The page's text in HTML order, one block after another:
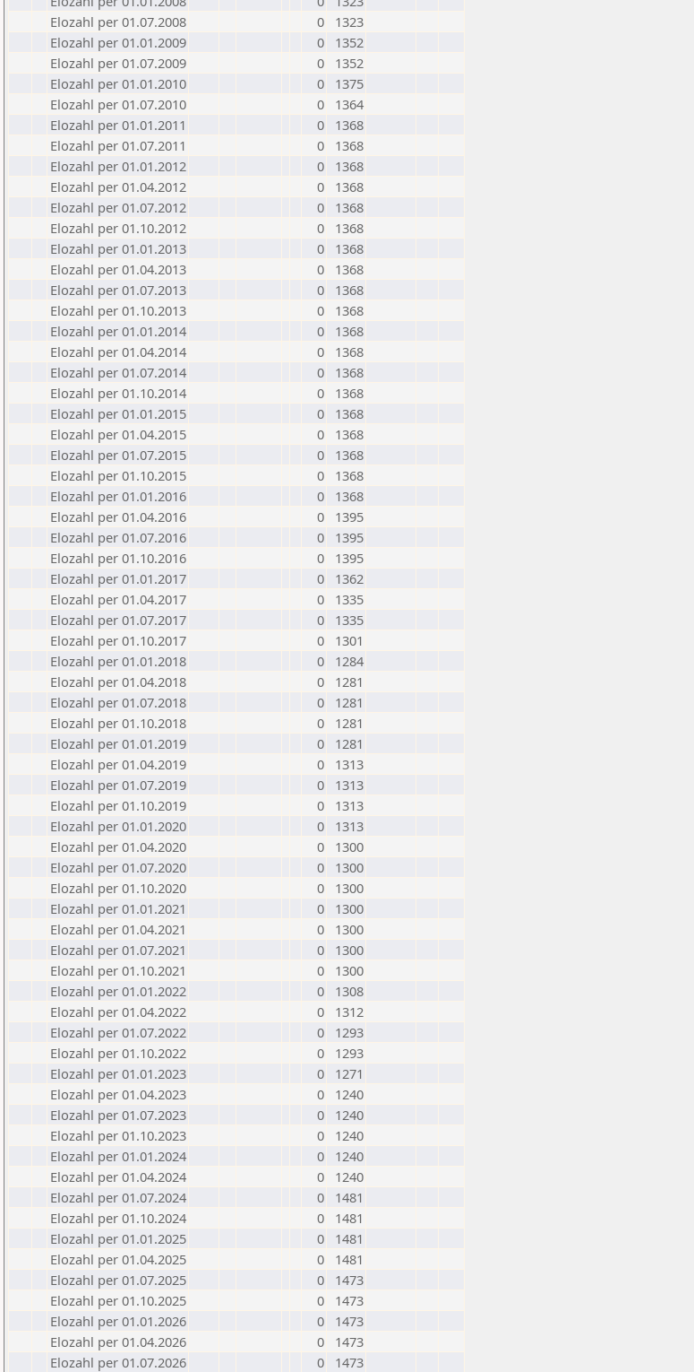
Elozahl per 01.07.2008
0
1323
Elozahl per 01.01.2009
0
1352
Elozahl per 01.07.2009
0
1352
Elozahl per 01.01.2010
0
1375
Elozahl per 01.07.2010
0
1364
Elozahl per 01.01.2011
0
1368
Elozahl per 01.07.2011
0
1368
Elozahl per 01.01.2012
0
1368
Elozahl per 01.04.2012
0
1368
Elozahl per 01.07.2012
0
1368
Elozahl per 01.10.2012
0
1368
Elozahl per 01.01.2013
0
1368
Elozahl per 01.04.2013
0
1368
Elozahl per 01.07.2013
0
1368
Elozahl per 01.10.2013
0
1368
Elozahl per 01.01.2014
0
1368
Elozahl per 01.04.2014
0
1368
Elozahl per 01.07.2014
0
1368
Elozahl per 01.10.2014
0
1368
Elozahl per 01.01.2015
0
1368
Elozahl per 01.04.2015
0
1368
Elozahl per 01.07.2015
0
1368
Elozahl per 01.10.2015
0
1368
Elozahl per 01.01.2016
0
1368
Elozahl per 01.04.2016
0
1395
Elozahl per 01.07.2016
0
1395
Elozahl per 01.10.2016
0
1395
Elozahl per 01.01.2017
0
1362
Elozahl per 01.04.2017
0
1335
Elozahl per 01.07.2017
0
1335
Elozahl per 01.10.2017
0
1301
Elozahl per 01.01.2018
0
1284
Elozahl per 01.04.2018
0
1281
Elozahl per 01.07.2018
0
1281
Elozahl per 01.10.2018
0
1281
Elozahl per 01.01.2019
0
1281
Elozahl per 01.04.2019
0
1313
Elozahl per 01.07.2019
0
1313
Elozahl per 01.10.2019
0
1313
Elozahl per 01.01.2020
0
1313
Elozahl per 01.04.2020
0
1300
Elozahl per 01.07.2020
0
1300
Elozahl per 01.10.2020
0
1300
Elozahl per 01.01.2021
0
1300
Elozahl per 01.04.2021
0
1300
Elozahl per 01.07.2021
0
1300
Elozahl per 01.10.2021
0
1300
Elozahl per 01.01.2022
0
1308
Elozahl per 01.04.2022
0
1312
Elozahl per 01.07.2022
0
1293
Elozahl per 01.10.2022
0
1293
Elozahl per 01.01.2023
0
1271
Elozahl per 01.04.2023
0
1240
Elozahl per 01.07.2023
0
1240
Elozahl per 01.10.2023
0
1240
Elozahl per 01.01.2024
0
1240
Elozahl per 01.04.2024
0
1240
Elozahl per 01.07.2024
0
1481
Elozahl per 01.10.2024
0
1481
Elozahl per 01.01.2025
0
1481
Elozahl per 01.04.2025
0
1481
Elozahl per 01.07.2025
0
1473
Elozahl per 01.10.2025
0
1473
Elozahl per 01.01.2026
0
1473
Elozahl per 01.04.2026
0
1473
Elozahl per 01.07.2026
0 1473